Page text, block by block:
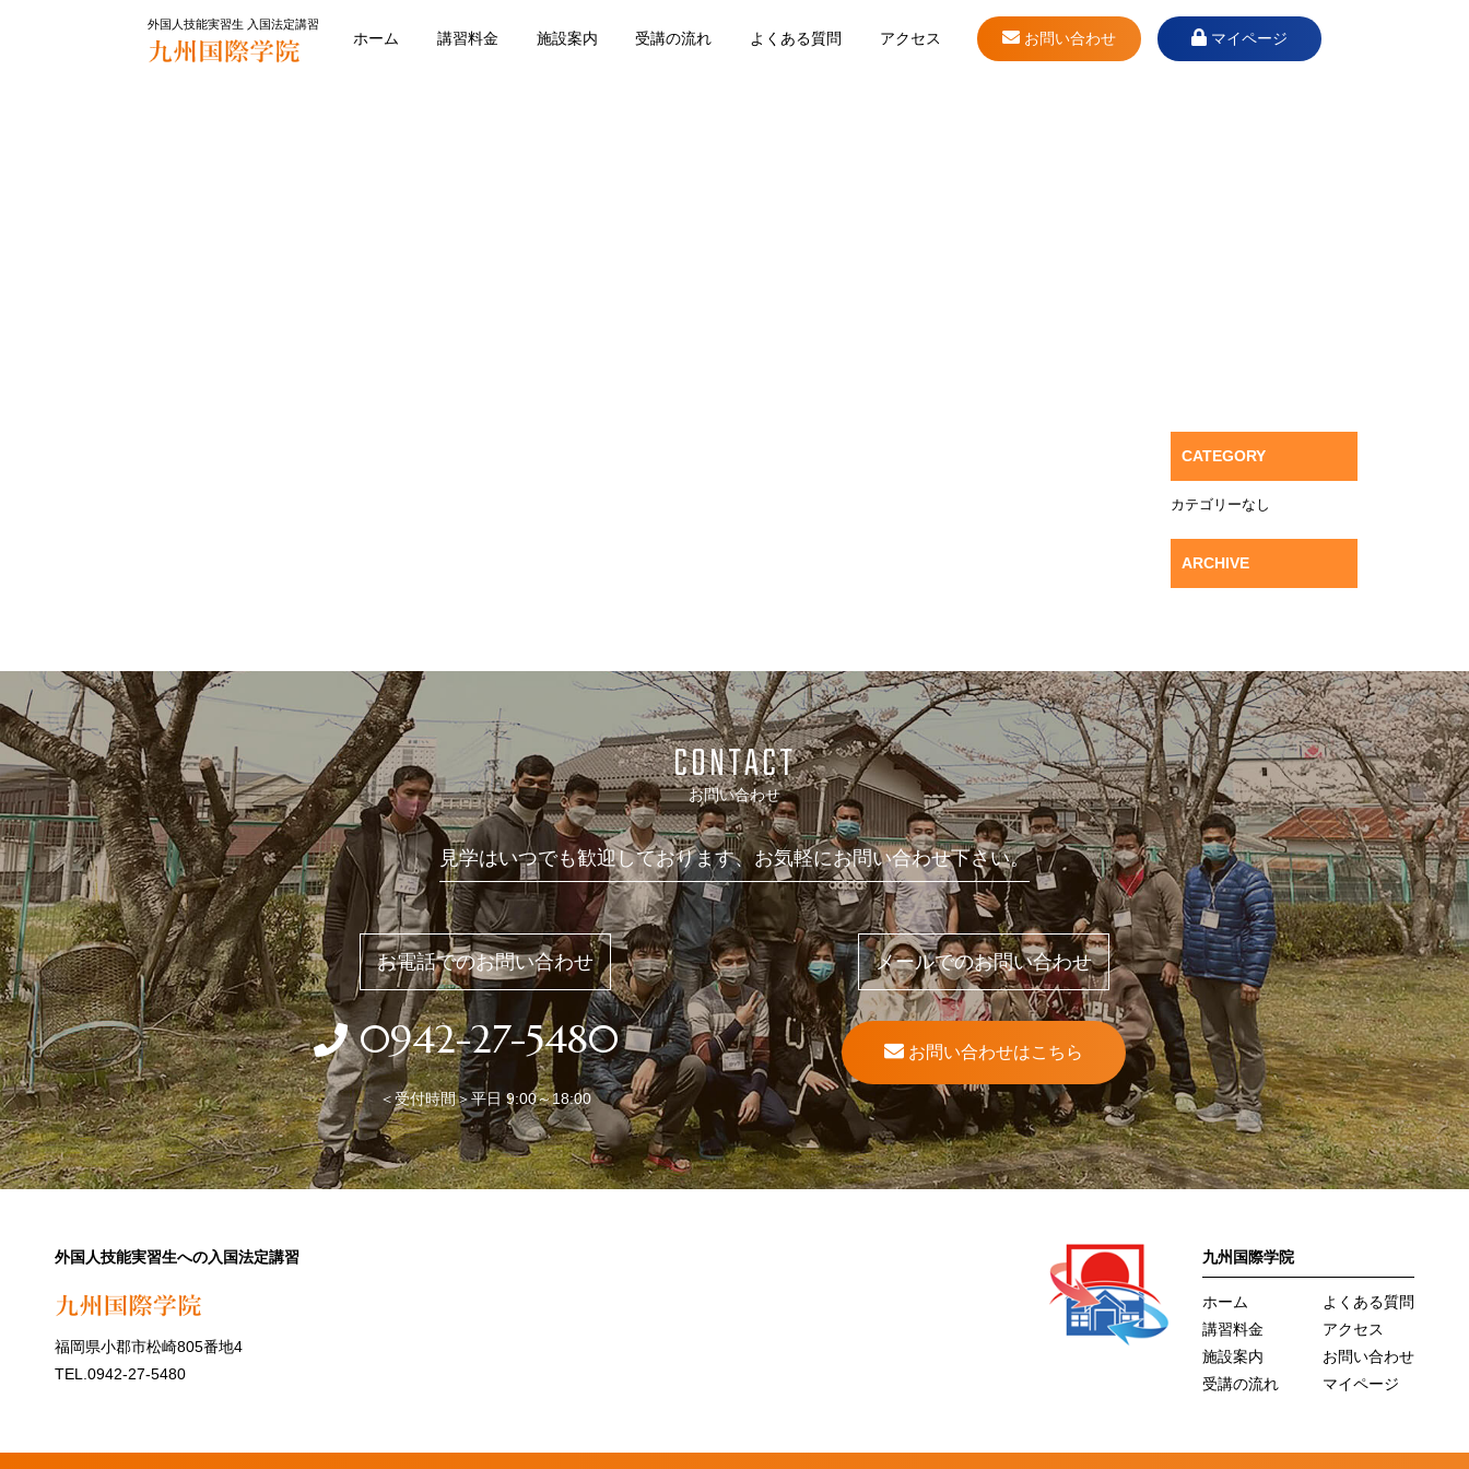
外国人技能実習生 入国法定講習
ホーム 講習料金 施設案内 受講の流れ よくある質問 アクセス お問い合わせ マイページ
CATEGORY
カテゴリーなし
ARCHIVE
CONTACT
お問い合わせ
見学はいつでも歓迎しております、お気軽にお問い合わせ下さい。
お電話でのお問い合わせ
0942-27-5480
＜受付時間＞平日 9:00～18:00
メールでのお問い合わせ
お問い合わせはこちら
外国人技能実習生への入国法定講習
福岡県小郡市松崎805番地4
TEL.0942-27-5480
九州国際学院
ホーム
講習料金
施設案内
受講の流れ
よくある質問
アクセス
お問い合わせ
マイページ